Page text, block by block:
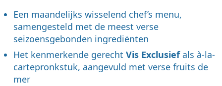
Een maandelijks wisselend chef’s menu,
samengesteld met de meest verse
seizoensgebonden ingrediënten
Het kenmerkende gerecht Vis Exclusiefals à-la-
cartepronkstuk, aangevuld met verse fruits de
mer